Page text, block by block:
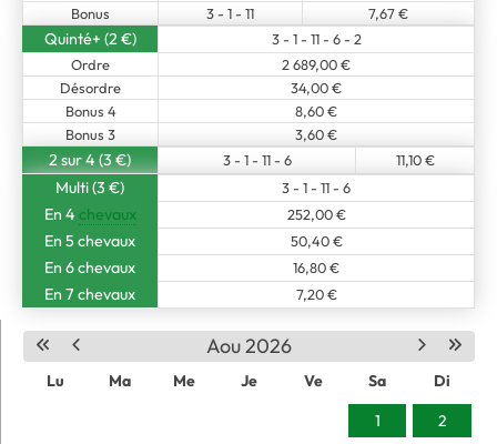
Aou 2026
Lu Ma Me Je Ve Sa
Di
1
2
Bonus
3 - 1 - 11 7,67 €
Quinté+ (2 €)
3 - 1 - 11 - 6 - 2
Ordre
2 689,00 €
Désordre
34,00 €
Bonus 4
8,60 €
Bonus 3
3,60 €
2 sur 4 (3 €) 3 - 1 - 11 - 6 11,10 €
Multi (3 €) 3 - 1 - 11 - 6
En 4 chevaux 252,00 €
En 5 chevaux 50,40 €
En 6 chevaux 16,80 €
En 7 chevaux 7,20 €